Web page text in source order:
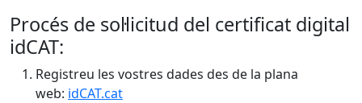
Procés de sol·licitud del certificat digital
idCAT:
Registreu les vostres dades des de la plana
web: idCAT.cat